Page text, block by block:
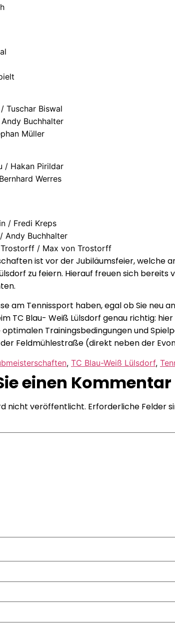
Tuschar Biswal
Buchhalter
Müller
/ Hakan Pirildar
Werres
/ Fredi Kreps
Andy Buchhalter
/ Max von Trostorff
ist vor der Jubiläumsfeier, welche
zu feiern. Hierauf freuen sich
am Tennissport haben, egal ob Sie
TC Blau- Weiß Lülsdorf genau richtig:
Trainingsbedingungen und
Feldmühlestraße (direkt neben der
, TC Blau-Weiß Lülsdorf,
einen Kommentar
nicht veröffentlicht. Erforderliche Felder